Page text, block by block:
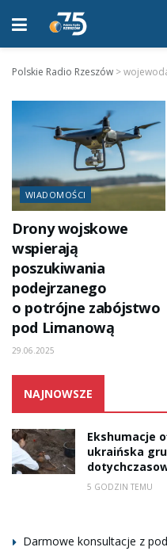
Polskie Radio Rzeszów >
WIADOMOŚCI
Drony wojskowe
wspierają
poszukiwania
podejrzanego
o potrójne zabójstwo
pod Limanową
29.06.2025
NAJNOWSZE
Ekshumacje
ukraińska
5 GODZIN TEMU
Darmowe konsultacje z